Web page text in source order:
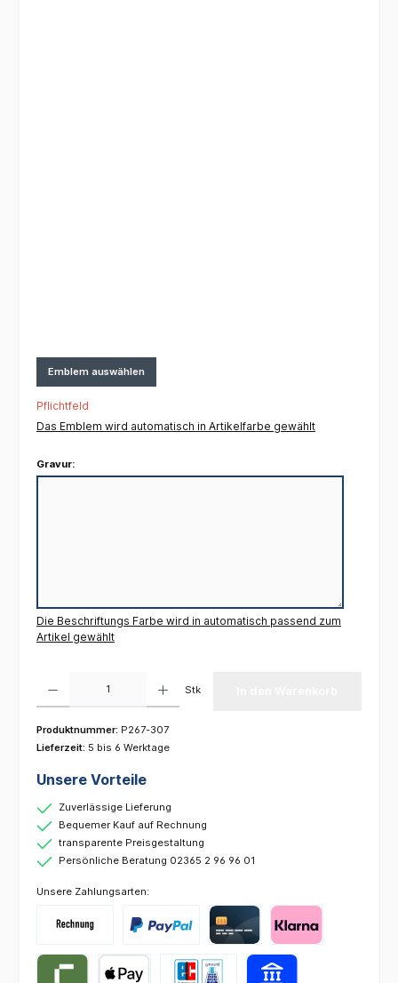
Emblem auswählen
Pflichtfeld
Das Emblem wird automatisch in Artikelfarbe gewählt
Gravur:
Die Beschriftungs Farbe wird in automatisch passend zum
Artikel gewählt
Stk
Produktnummer: P267-307
Lieferzeit: 5 bis 6 Werktage
Unsere Vorteile
Zuverlässige Lieferung
Bequemer Kauf auf Rechnung
transparente Preisgestaltung
Persönliche Beratung 02365 2 96 96 01
Unsere Zahlungsarten: